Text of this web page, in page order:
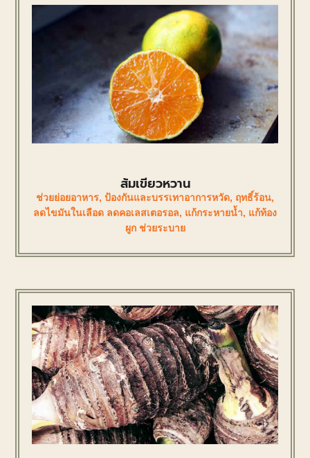
ส้มเขียวหวาน
ช่วยย่อยอาหาร, ป้องกันและบรรเทาอาการหวัด, ฤทธิ์ร้อน,
ลดไขมันในเลือด ลดคอเลสเตอรอล, แก้กระหายน้ำ, แก้ท้อง
ผูก ช่วยระบาย